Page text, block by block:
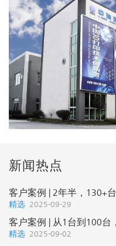
新闻热点
2025-09-29
2025-09-02